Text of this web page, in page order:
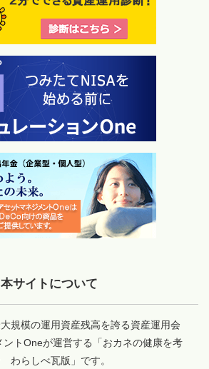
本サイトについて
規模の運用資産残高を誇る資産運用会
トOneが運営する「おカネの健康を考
わらしべ瓦版」です。